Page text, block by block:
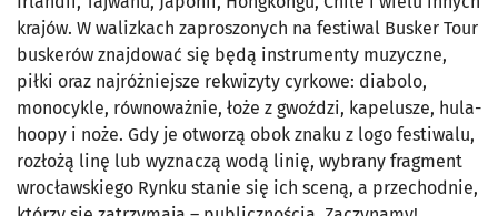
krajów. W walizkach zaproszonych na festiwal Busker Tour
buskerów znajdować się będą instrumenty muzyczne,
piłki oraz najróżniejsze rekwizyty cyrkowe: diabolo,
monocykle, równoważnie, łoże z gwoździ, kapelusze, hula-
hoopy i noże. Gdy je otworzą obok znaku z logo festiwalu,
rozłożą linę lub wyznaczą wodą linię, wybrany fragment
wrocławskiego Rynku stanie się ich sceną, a przechodnie,